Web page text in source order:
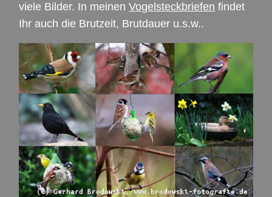
viele Bilder. In meinenVogelsteckbriefen findet
Ihr auch die Brutzeit, Brutdauer u.s.w..